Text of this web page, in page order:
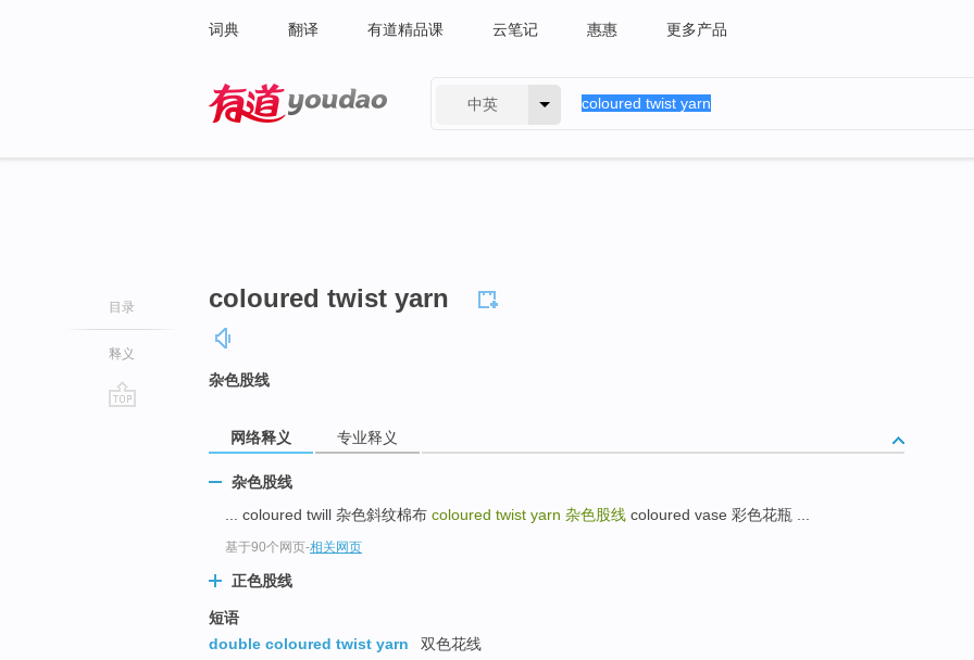
词典 翻译 有道精品课 云笔记 惠惠 更多产品
中英
目录
释义
coloured twist yarn
杂色股线
网络释义 专业释义
杂色股线
... coloured twill 杂色斜纹棉布 coloured twist yarn 杂色股线 coloured vase 彩色花瓶 ...
基于90个网页-相关网页
正色股线
短语
double coloured twist yarn
双色花线